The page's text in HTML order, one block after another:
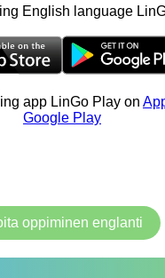
English language
app LinGo Play on
Google Play
oppiminen englanti